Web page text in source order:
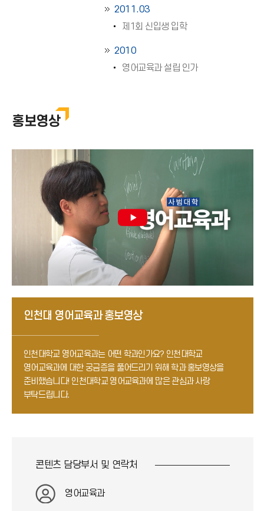
2011.03
제1회 신입생 입학
2010
영어교육과 설립 인가
홍보영상
인천대 영어교육과 홍보영상
인천대학교 영어교육과는 어떤 학과인가요? 인천대학교
영어교육과에 대한 궁금증을 풀어드리기 위해 학과 홍보영상을
준비했습니다! 인천대학교 영어교육과에 많은 관심과 사랑
부탁드립니다.
콘텐츠 담당부서 및 연락처
영어교육과